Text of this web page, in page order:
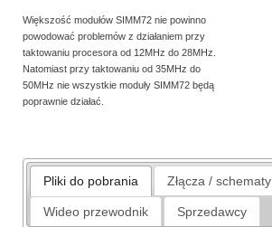
Większość modułów SIMM72 nie powinno
powodować problemów z działaniem przy
taktowaniu procesora od 12MHz do 28MHz.
Natomiast przy taktowaniu od 35MHz do
50MHz nie wszystkie moduły SIMM72 będą
poprawnie działać.
Pliki do pobrania Złącza / schematy
Wideo przewodnik Sprzedawcy